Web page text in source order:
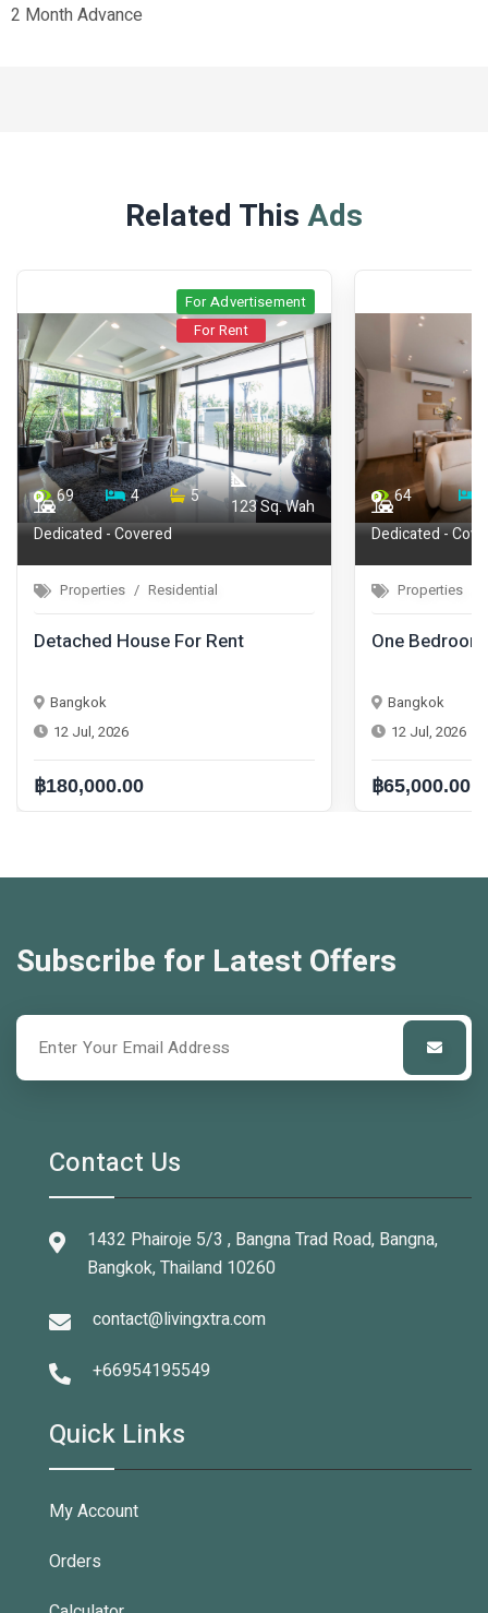
2 Month Advance
Related ThisAds
For Advertisement
For Rent
64 1 1
44.75
Dedicated - Covered
Properties Residential
One Bedroom Condo For Rent
Bangkok
12 Jul, 2026
฿65,000.00
69
Properties
One
Bangkok
12 Jul, 2026
฿
Subscribe for Latest Offers
Contact Us
1432 Phairoje 5/3 , Bangna Trad Road, Bangna,
Bangkok, Thailand 10260
contact@livingxtra.com
+66954195549
Quick Links
My Account
Orders